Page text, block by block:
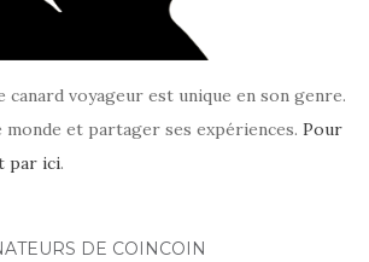
canard voyageur est unique en son genre.
et partager ses expériences. Pour
par ici.
DE COINCOIN